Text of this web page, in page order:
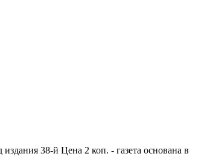
38-й Цена 2 коп. - газета основана в